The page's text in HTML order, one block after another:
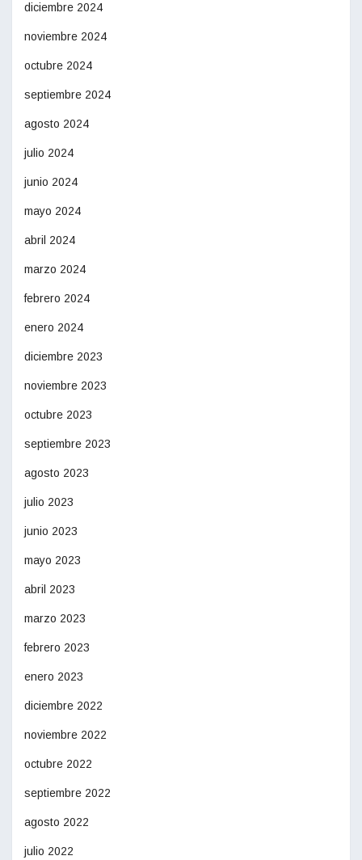
diciembre 2024
noviembre 2024
octubre 2024
septiembre 2024
agosto 2024
julio 2024
junio 2024
mayo 2024
abril 2024
marzo 2024
febrero 2024
enero 2024
diciembre 2023
noviembre 2023
octubre 2023
septiembre 2023
agosto 2023
julio 2023
junio 2023
mayo 2023
abril 2023
marzo 2023
febrero 2023
enero 2023
diciembre 2022
noviembre 2022
octubre 2022
septiembre 2022
agosto 2022
julio 2022